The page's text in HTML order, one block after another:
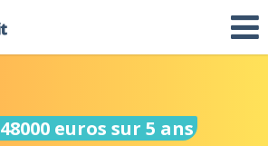
euros sur 5 ans